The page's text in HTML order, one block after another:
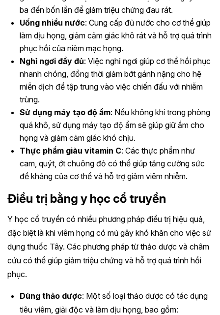
ba đến bốn lần để giảm triệu chứng đau rát.
Uống nhiều nước: Cung cấp đủ nước cho cơ thể giúp
làm dịu họng, giảm cảm giác khô rát và hỗ trợ quá trình
phục hồi của niêm mạc họng.
Nghỉ ngơi đầy đủ: Việc nghỉ ngơi giúp cơ thể hồi phục
nhanh chóng, đồng thời giảm bớt gánh nặng cho hệ
miễn dịch để tập trung vào việc chiến đấu với nhiễm
trùng.
Sử dụng máy tạo độ ẩm: Nếu không khí trong phòng
quá khô, sử dụng máy tạo độ ẩm sẽ giúp giữ ẩm cho
họng và giảm cảm giác khó chịu.
Thực phẩm giàu vitamin C: Các thực phẩm như
cam, quýt, ớt chuông đỏ có thể giúp tăng cường sức
đề kháng của cơ thể và hỗ trợ giảm viêm nhiễm.
Điều trị bằng y học cổ truyền
Y học cổ truyền có nhiều phương pháp điều trị hiệu quả,
đặc biệt là khi viêm họng có mủ gây khó khăn cho việc sử
dụng thuốc Tây. Các phương pháp từ thảo dược và châm
cứu có thể giúp giảm triệu chứng và hỗ trợ quá trình hồi
phục.
Dùng thảo dược: Một số loại thảo dược có tác dụng
tiêu viêm, giải độc và làm dịu họng, bao gồm: